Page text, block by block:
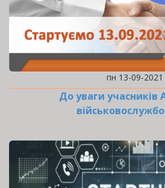
пн 13-09-2021
До уваги